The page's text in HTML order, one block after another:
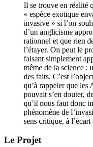
Il se trouve en réalité
« espèce exotique
invasive » si l’on
d’un anglicisme
rationnel et que rien
l’étayer. On peut le
faisant simplement
même de la science :
des faits. C’est
qu’à rappeler que les
pouvait s’en douter,
qu’il nous faut donc
phénomène de
sens critique, à
Le Projet